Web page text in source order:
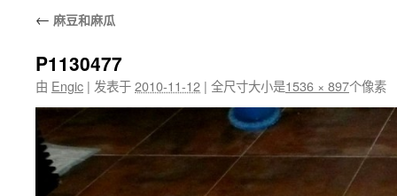
← 麻豆和麻瓜
P1130477
由 Engic | 发表于2010-11-12 | 全尺寸大小是1536 × 897个像素